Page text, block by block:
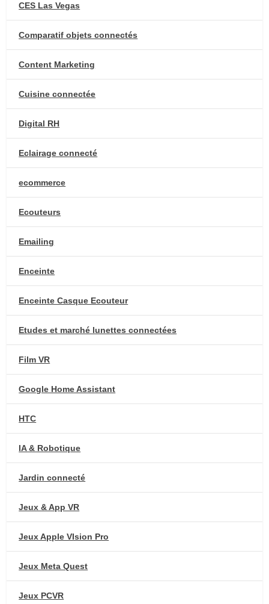
CES Las Vegas
Comparatif objets connectés
Content Marketing
Cuisine connectée
Digital RH
Eclairage connecté
ecommerce
Ecouteurs
Emailing
Enceinte
Enceinte Casque Ecouteur
Etudes et marché lunettes connectées
Film VR
Google Home Assistant
HTC
IA & Robotique
Jardin connecté
Jeux & App VR
Jeux Apple VIsion Pro
Jeux Meta Quest
Jeux PCVR